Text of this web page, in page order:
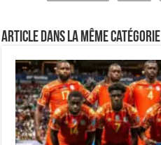
Article dans la même catégorie